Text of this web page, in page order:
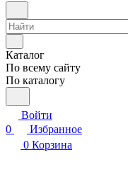
Каталог
По всему сайту
По каталогу
Войти
0
Избранное
0 Корзина